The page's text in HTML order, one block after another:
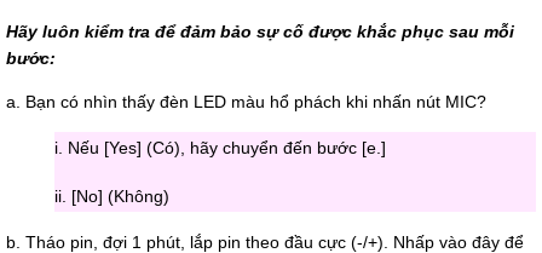
Hãy luôn kiểm tra để đảm bảo sự cố được khắc phục sau mỗi
bước:
a. Bạn có nhìn thấy đèn LED màu hổ phách khi nhấn nút MIC?
i. Nếu [Yes] (Có), hãy chuyển đến bước [e.]
ii. [No] (Không)
b. Tháo pin, đợi 1 phút, lắp pin theo đầu cực (-/+). Nhấp vào đây để